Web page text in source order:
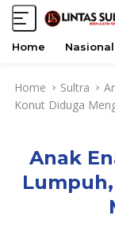
Home Nasional
Home Sultra
Konut Diduga
Anak